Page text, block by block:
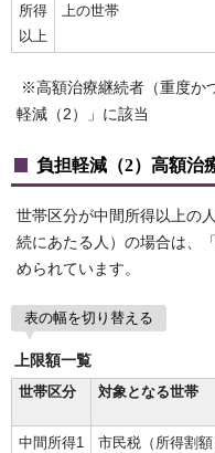
所得
以上
上の世帯
※高額治療継続者（重度か
軽減（2）」に該当
負担軽減（2）高額治
世帯区分が中間所得以上の
続にあたる人）の場合は、
められています。
表の幅を切り替える
上限額一覧
世帯区分
対象となる世帯
中間所得1
市民税（所得割